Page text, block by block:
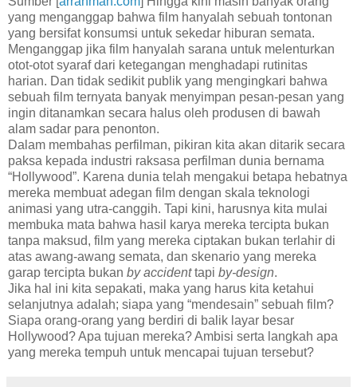
yang menganggap bahwa film hanyalah sebuah tontonan
yang bersifat konsumsi untuk sekedar hiburan semata.
Menganggap jika film hanyalah sarana untuk melenturkan
otot-otot syaraf dari ketegangan menghadapi rutinitas
harian. Dan tidak sedikit publik yang mengingkari bahwa
sebuah film ternyata banyak menyimpan pesan-pesan yang
ingin ditanamkan secara halus oleh produsen di bawah
alam sadar para penonton.
Dalam membahas perfilman, pikiran kita akan ditarik secara
paksa kepada industri raksasa perfilman dunia bernama
“Hollywood”. Karena dunia telah mengakui betapa hebatnya
mereka membuat adegan film dengan skala teknologi
animasi yang utra-canggih. Tapi kini, harusnya kita mulai
membuka mata bahwa hasil karya mereka tercipta bukan
tanpa maksud, film yang mereka ciptakan bukan terlahir di
atas awang-awang semata, dan skenario yang mereka
garap tercipta bukan by accidenttapi by-design.
Jika hal ini kita sepakati, maka yang harus kita ketahui
selanjutnya adalah; siapa yang “mendesain” sebuah film?
Siapa orang-orang yang berdiri di balik layar besar
Hollywood? Apa tujuan mereka? Ambisi serta langkah apa
yang mereka tempuh untuk mencapai tujuan tersebut?